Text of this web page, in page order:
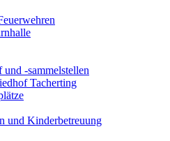
-sammelstellen
Tacherting
und Kinderbetreuung